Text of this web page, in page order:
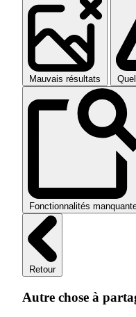
Mauvais résultats
Fonctionnalités
Retour
Autre chose à